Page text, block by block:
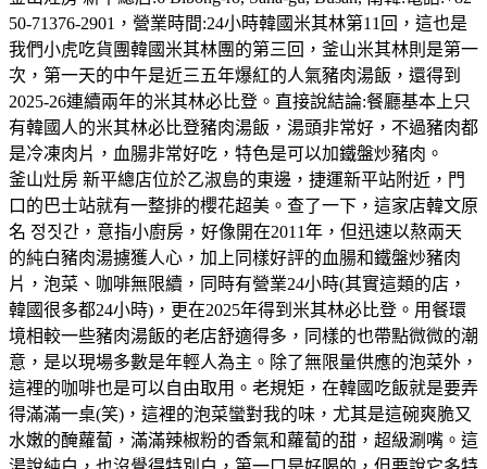
50-71376-2901，營業時間:24小時韓國米其林第11回，這也是
我們小虎吃貨團韓國米其林團的第三回，釜山米其林則是第一
次，第一天的中午是近三五年爆紅的人氣豬肉湯飯，還得到
2025-26連續兩年的米其林必比登。直接說結論:餐廳基本上只
有韓國人的米其林必比登豬肉湯飯，湯頭非常好，不過豬肉都
是冷凍肉片，血腸非常好吃，特色是可以加鐵盤炒豬肉。
釜山灶房 新平總店位於乙淑島的東邊，捷運新平站附近，門
口的巴士站就有一整排的櫻花超美。查了一下，這家店韓文原
名 정짓간，意指小廚房，好像開在2011年，但迅速以熬兩天
的純白豬肉湯擄獲人心，加上同樣好評的血腸和鐵盤炒豬肉
片，泡菜、咖啡無限續，同時有營業24小時(其實這類的店，
韓國很多都24小時)，更在2025年得到米其林必比登。用餐環
境相較一些豬肉湯飯的老店舒適得多，同樣的也帶點微微的潮
意，是以現場多數是年輕人為主。除了無限量供應的泡菜外，
這裡的咖啡也是可以自由取用。老規矩，在韓國吃飯就是要弄
得滿滿一桌(笑)，這裡的泡菜蠻對我的味，尤其是這碗爽脆又
水嫩的醃蘿蔔，滿滿辣椒粉的香氣和蘿蔔的甜，超級涮嘴。這